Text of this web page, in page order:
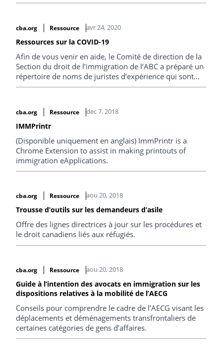
intitulé « The Intersection of Immigration and Human
to Foreign National Victims and Survivors » (en anglais
seulement).
cba.org Ressource avr 24, 2020
Ressources sur la COVID-19
Afin de vous venir en aide, le Comité de direction de la
Section du droit de l’immigration de l’ABC a préparé un
répertoire de noms de juristes d’expérience qui sont
prêts à parler au téléphone de 15 à 20 minutes avec les
cba.org Ressource dec 7, 2018
IMMPrintr
(Disponible uniquement en anglais) ImmPrintr is a
Chrome Extension to assist in making printouts of
immigration eApplications.
cba.org Ressource aou 20, 2018
Trousse d’outils sur les demandeurs d’asile
Offre des lignes directrices à jour sur les procédures et
le droit canadiens liés aux réfugiés.
cba.org Ressource aou 20, 2018
Guide à l’intention des avocats en immigration sur les
dispositions relatives à la mobilité de l’AECG
Conseils pour comprendre le cadre de l’AECG visant les
déplacements et déménagements transfrontaliers de
certaines catégories de gens d’affaires.